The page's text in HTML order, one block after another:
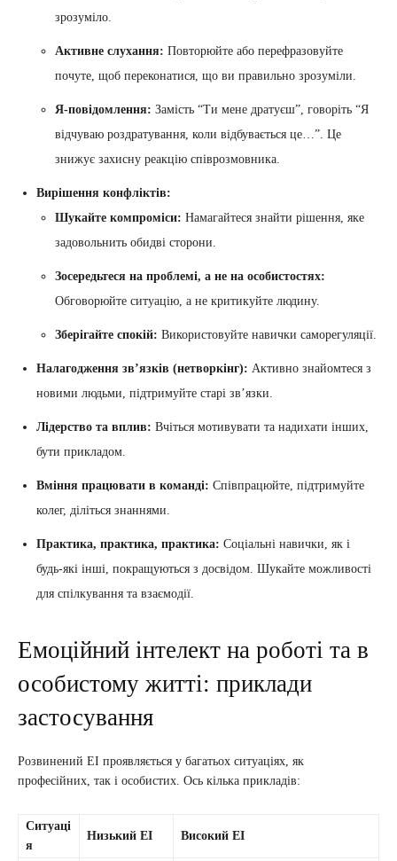
зрозуміло.
Активне слухання: Повторюйте або перефразовуйте
почуте, щоб переконатися, що ви правильно зрозуміли.
Я-повідомлення: Замість “Ти мене дратуєш”, говоріть “Я
відчуваю роздратування, коли відбувається це…”. Це
знижує захисну реакцію співрозмовника.
Вирішення конфліктів:
Шукайте компроміси: Намагайтеся знайти рішення, яке
задовольнить обидві сторони.
Зосередьтеся на проблемі, а не на особистостях:
Обговорюйте ситуацію, а не критикуйте людину.
Зберігайте спокій: Використовуйте навички саморегуляції.
Налагодження зв’язків (нетворкінг): Активно знайомтеся з
новими людьми, підтримуйте старі зв’язки.
Лідерство та вплив: Вчіться мотивувати та надихати інших,
бути прикладом.
Вміння працювати в команді: Співпрацюйте, підтримуйте
колег, діліться знаннями.
Практика, практика, практика: Соціальні навички, як і
будь-які інші, покращуються з досвідом. Шукайте можливості
для спілкування та взаємодії.
Емоційний інтелект на роботі та в
особистому житті: приклади
застосування
Розвинений ЕІ проявляється у багатьох ситуаціях, як
професійних, так і особистих. Ось кілька прикладів:
Ситуаці
я
Низький ЕІ Високий ЕІ